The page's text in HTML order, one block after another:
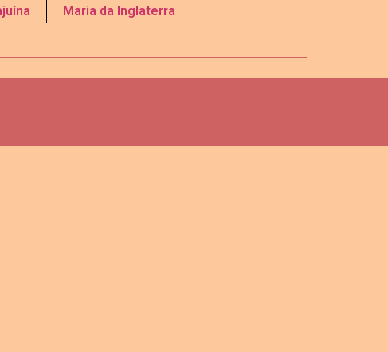
Maria da Inglaterra